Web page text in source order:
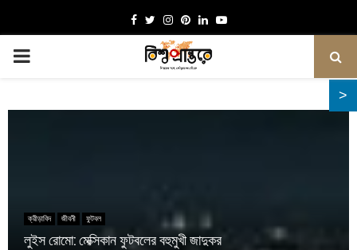
Facebook
TwitterInstagram
Pinterest
LinkedinYoutube
PRIMARY
ক্রীড়াবিদ জীবনী ফুটবল
লুইস রোমো: মেক্সিকান ফুটবলের বহুমুখী জাদুকর